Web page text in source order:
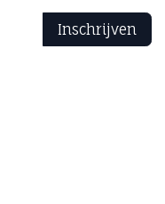
Inschrijven